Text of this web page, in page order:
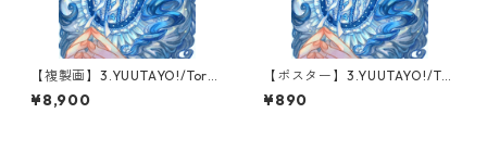
【複製画】3.YUUTAYO!/Torn
ado Blue(1点限定)
¥8,900
【ポスター】3.YUUTAYO!/Tor
nado Blue
¥890